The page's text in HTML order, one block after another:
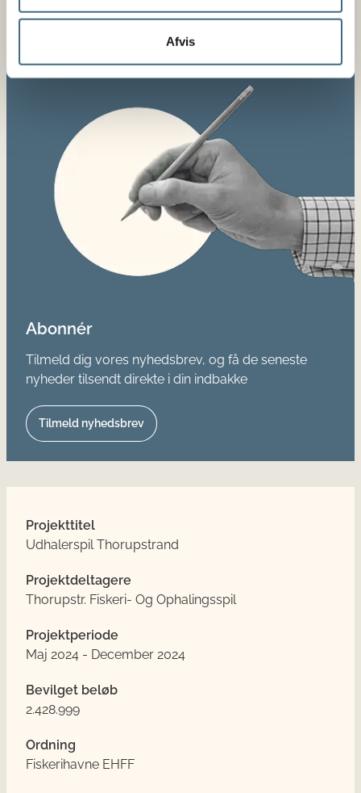
Afvis
Du kan læse mere om ordningen her:Investeringer i
Abonnér
Tilmeld dig vores nyhedsbrev, og få de seneste
nyheder tilsendt direkte i din indbakke
Tilmeld nyhedsbrev
Projekttitel
Udhalerspil Thorupstrand
Projektdeltagere
Thorupstr. Fiskeri- Og Ophalingsspil
Projektperiode
Maj 2024 - December 2024
Bevilget beløb
2.428.999
Ordning
Fiskerihavne EHFF